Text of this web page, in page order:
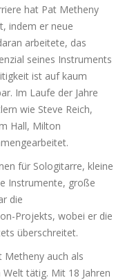
hat Pat Metheny
indem er neue
arbeitete, das
seines Instruments
ist auf kaum
Im Laufe der Jahre
wie Steve Reich,
Hall, Milton
für Sologitarre, kleine
Instrumente, große
die
Projekts, wobei er die
überschreitet.
Metheny auch als
tätig. Mit 18 Jahren